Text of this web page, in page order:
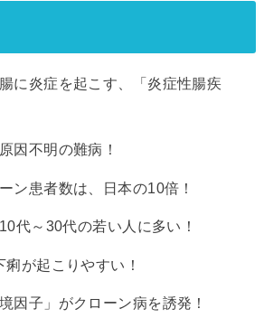
に炎症を起こす、「炎症性腸疾
因不明の難病！
ン患者数は、日本の10倍！
代～30代の若い人に多い！
が起こりやすい！
因子」がクローン病を誘発！